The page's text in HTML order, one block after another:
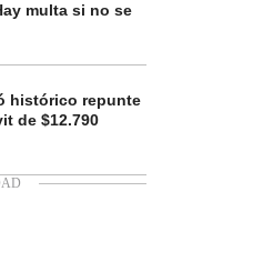
multa si no se
histórico repunte
de $12.790